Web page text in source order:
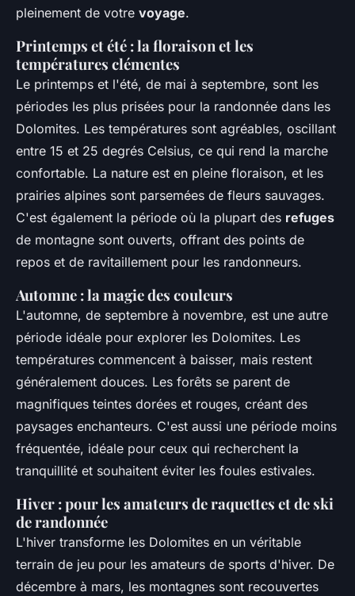
pleinement de votre voyage.
Printemps et été : la floraison et les
températures clémentes
Le printemps et l'été, de mai à septembre, sont les
périodes les plus prisées pour la randonnée dans les
Dolomites. Les températures sont agréables, oscillant
entre 15 et 25 degrés Celsius, ce qui rend la marche
confortable. La nature est en pleine floraison, et les
prairies alpines sont parsemées de fleurs sauvages.
C'est également la période où la plupart des refuges
de montagne sont ouverts, offrant des points de
repos et de ravitaillement pour les randonneurs.
Automne : la magie des couleurs
L'automne, de septembre à novembre, est une autre
période idéale pour explorer les Dolomites. Les
températures commencent à baisser, mais restent
généralement douces. Les forêts se parent de
magnifiques teintes dorées et rouges, créant des
paysages enchanteurs. C'est aussi une période moins
fréquentée, idéale pour ceux qui recherchent la
tranquillité et souhaitent éviter les foules estivales.
Hiver : pour les amateurs de raquettes et de ski
de randonnée
L'hiver transforme les Dolomites en un véritable
terrain de jeu pour les amateurs de sports d'hiver. De
décembre à mars, les montagnes sont recouvertes